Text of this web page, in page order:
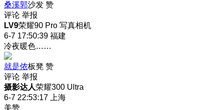
桑溪郭沙发 赞
评论 举报
LV9荣耀90 Pro 写真相机
6-7 17:50:39 福建
冷夜暖色……
就是侬板凳 赞
评论 举报
摄影达人荣耀300 Ultra
6-7 22:53:17
上海
美赞